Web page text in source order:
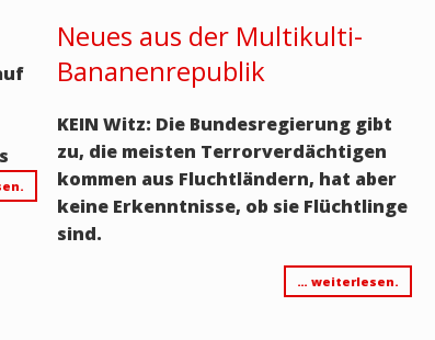
Neues aus der Multikulti-
Bananenrepublik
KEIN Witz: Die Bundesregierung gibt
zu, die meisten Terrorverdächtigen
kommen aus Fluchtländern, hat aber
keine Erkenntnisse, ob sie Flüchtlinge
sind.
… weiterlesen.